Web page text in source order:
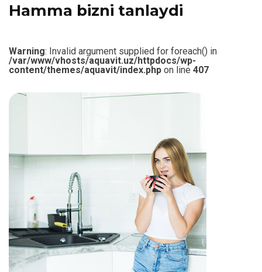
Hamma bizni tanlaydi
Warning: Invalid argument supplied for foreach() in
/var/www/vhosts/aquavit.uz/httpdocs/wp-
content/themes/aquavit/index.php on line 407